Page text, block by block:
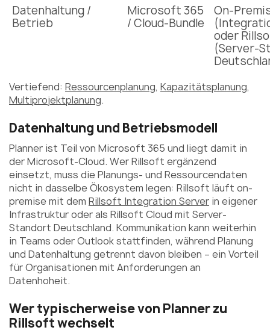
Datenhaltung /
Betrieb
Microsoft 365
/ Cloud-Bundle
On-
oder
(Server-
Vertiefend: Ressourcenplanung, Kapazitätsplanung,
Multiprojektplanung.
Datenhaltung und Betriebsmodell
Planner ist Teil von Microsoft 365 und liegt damit in
der Microsoft-Cloud. Wer Rillsoft ergänzend
einsetzt, muss die Planungs- und Ressourcendaten
nicht in dasselbe Ökosystem legen: Rillsoft läuft on-
premise mit dem Rillsoft Integration Server in eigener
Infrastruktur oder als Rillsoft Cloud mit Server-
Standort Deutschland. Kommunikation kann weiterhin
in Teams oder Outlook stattfinden, während Planung
und Datenhaltung getrennt davon bleiben – ein Vorteil
für Organisationen mit Anforderungen an
Datenhoheit.
Wer typischerweise von Planner zu
Rillsoft wechselt